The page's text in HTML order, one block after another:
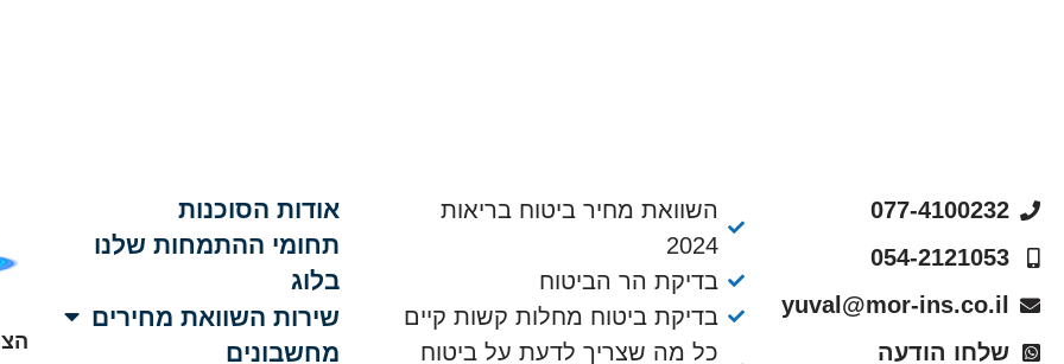
077-4100232
054-2121053
yuval@mor-ins.co.il
שלחו הודעה
השוואת מחיר ביטוח בריאות
2024
בדיקת הר הביטוח
בדיקת ביטוח מחלות קשות קיים
כל מה שצריך לדעת על ביטוח
אודות הסוכנות
תחומי ההתמחות שלנו
בלוג
שירות השוואת מחירים
מחשבונים